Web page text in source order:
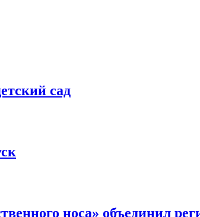
сад
носа» объединил